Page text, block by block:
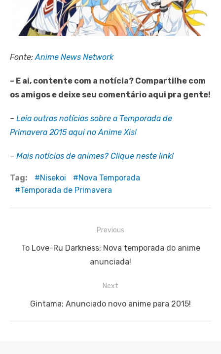
Fonte:Anime News Network
– E ai, contente com a notícia? Compartilhe com
os amigos e deixe seu comentário aqui pra gente!
– Leia outras notícias sobre a Temporada de
Primavera 2015 aqui no Anime Xis!
– Mais notícias de animes? Clique neste link!
Tag: Nisekoi
Nova Temporada
Temporada de Primavera
de
Previous
Previous
To Love-Ru Darkness: Nova temporada do anime
anunciada!
Next
Next
Gintama: Anunciado novo anime para 2015!